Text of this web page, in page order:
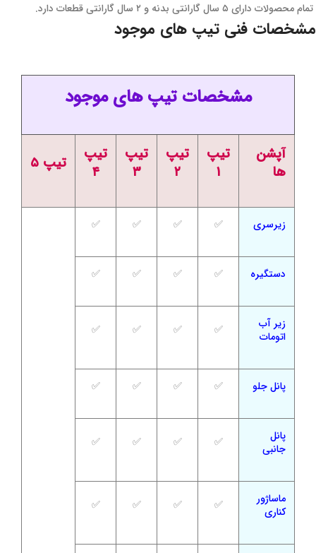
تمام محصولات دارای ۵ سال گارانتی بدنه و ۲ سال گارانتی قطعات دارد.
مشخصات فنی تیپ های موجود
مشخصات تیپ های موجود
آپشن
ها
تیپ
۱
تیپ
۲
تیپ
۳
تیپ
۴
تیپ ۵
زیرسری ✅
✅
✅
✅
دستگیره ✅
✅
✅
✅
زیر آب
اتومات
✅
✅
✅
✅
پانل جلو ✅
✅
✅
✅
پانل
جانبی
✅
✅
✅
✅
ماساژور
کناری
✅
✅
✅
✅